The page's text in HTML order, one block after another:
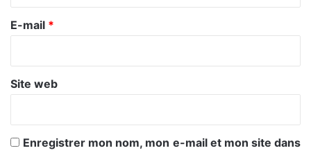
e
E-mail *
Site web
Enregistrer mon nom, mon e-mail et mon site dans